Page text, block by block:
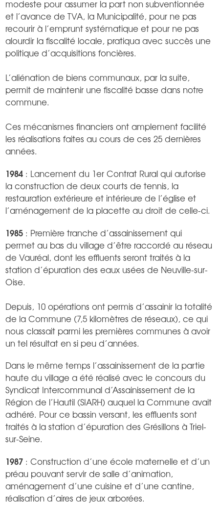
modeste pour assumer la part non subventionnée
et l’avance de TVA, la Municipalité, pour ne pas
recourir à l’emprunt systématique et pour ne pas
alourdir la fiscalité locale, pratiqua avec succès une
politique d’acquisitions foncières.
L’aliénation de biens communaux, par la suite,
permit de maintenir une fiscalité basse dans notre
commune.
Ces mécanismes financiers ont amplement facilité
les réalisations faites au cours de ces 25 dernières
années.
1984 : Lancement du 1er Contrat Rural qui autorise
la construction de deux courts de tennis, la
restauration extérieure et intérieure de l’église et
l’aménagement de la placette au droit de celle-ci.
1985 : Première tranche d’assainissement qui
permet au bas du village d’être raccordé au réseau
de Vauréal, dont les effluents seront traités à la
station d’épuration des eaux usées de Neuville-sur-
Oise.
Depuis, 10 opérations ont permis d’assainir la totalité
de la Commune (7,5 kilomètres de réseaux), ce qui
nous classait parmi les premières communes à avoir
un tel résultat en si peu d’années.
Dans le même temps l’assainissement de la partie
haute du village a été réalisé avec le concours du
Syndicat Intercommunal d’Assainissement de la
Région de l’Hautil (SIARH) auquel la Commune avait
adhéré. Pour ce bassin versant, les effluents sont
traités à la station d’épuration des Grésillons à Triel-
sur-Seine.
1987 : Construction d’une école maternelle et d’un
préau pouvant servir de salle d’animation,
aménagement d’une cuisine et d’une cantine,
réalisation d’aires de jeux arborées.